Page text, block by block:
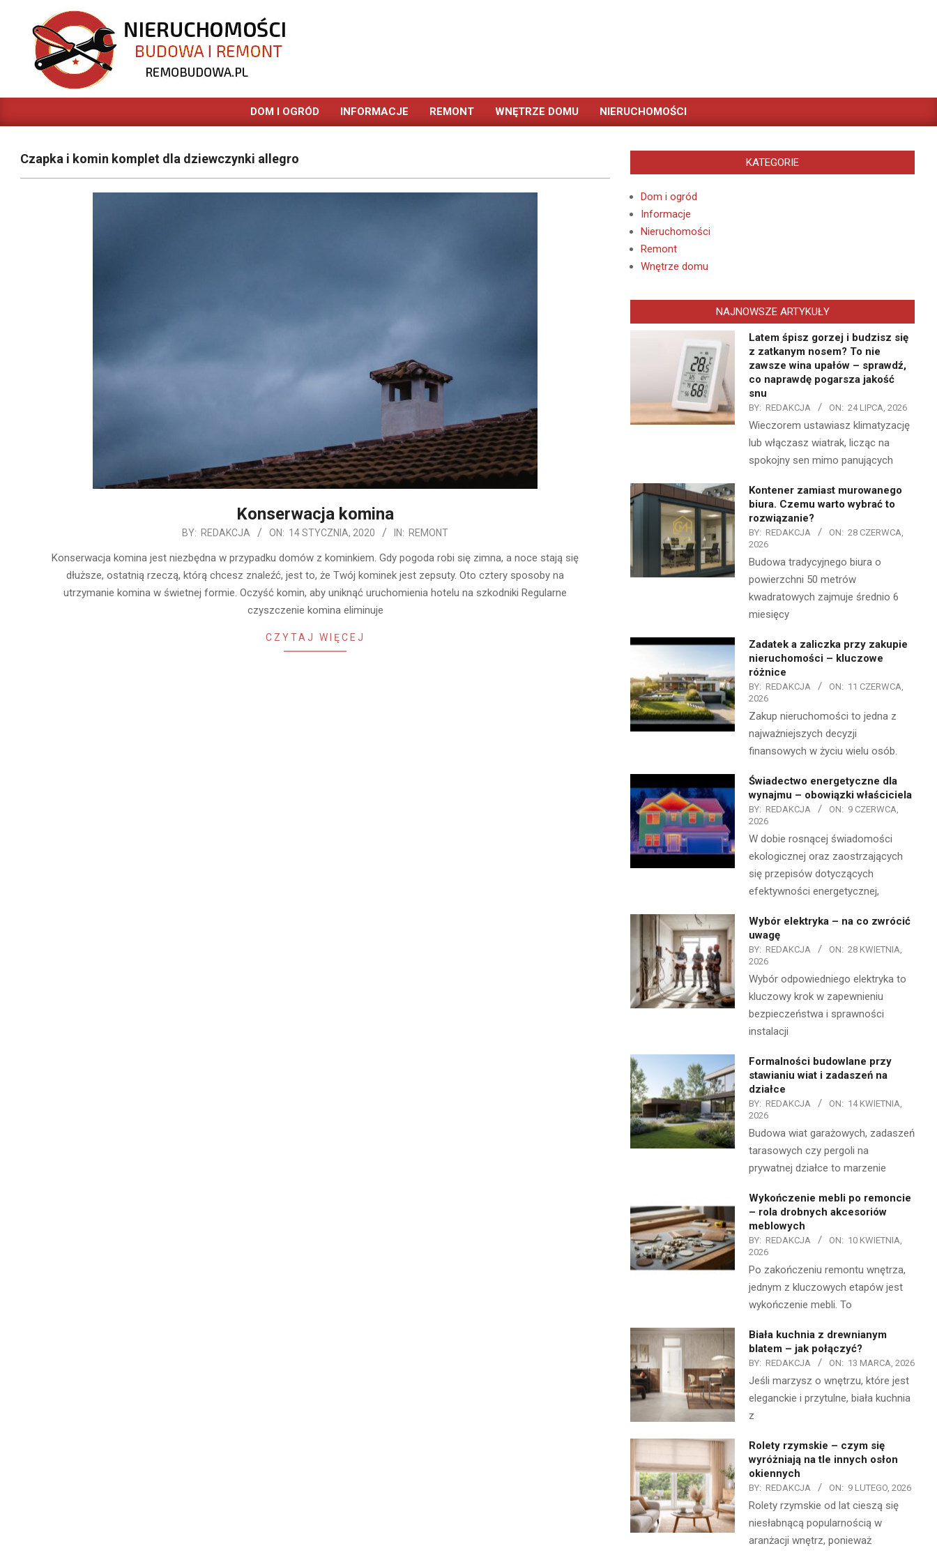
content
REMOBUDOWA.PL
Primary
DOM I OGRÓD INFORMACJE REMONT WNĘTRZE DOMU NIERUCHOMOŚCI
Czapka i komin komplet dla dziewczynki allegro
Konserwacja komina
BY: REDAKCJA ON: 14 STYCZNIA, 2020 IN: REMONT
Konserwacja komina jest niezbędna w przypadku domów z kominkiem. Gdy pogoda robi się zimna, a noce stają się
dłuższe, ostatnią rzeczą, którą chcesz znaleźć, jest to, że Twój kominek jest zepsuty. Oto cztery sposoby na
utrzymanie komina w świetnej formie. Oczyść komin, aby uniknąć uruchomienia hotelu na szkodniki Regularne
czyszczenie komina eliminuje
CZYTAJ WIĘCEJ
KATEGORIE
Dom i ogród
Informacje
Nieruchomości
Remont
Wnętrze domu
NAJNOWSZE ARTYKUŁY
Latem śpisz gorzej i budzisz się
z zatkanym nosem? To nie
zawsze wina upałów – sprawdź,
co naprawdę pogarsza jakość
snu
BY: REDAKCJA ON: 24 LIPCA, 2026
Wieczorem ustawiasz klimatyzację
lub włączasz wiatrak, licząc na
spokojny sen mimo panujących
Kontener zamiast murowanego
biura. Czemu warto wybrać to
rozwiązanie?
BY: REDAKCJA ON: 28 CZERWCA,
2026
Budowa tradycyjnego biura o
powierzchni 50 metrów
kwadratowych zajmuje średnio 6
miesięcy
Zadatek a zaliczka przy zakupie
nieruchomości – kluczowe
różnice
BY: REDAKCJA ON: 11 CZERWCA,
2026
Zakup nieruchomości to jedna z
najważniejszych decyzji
finansowych w życiu wielu osób.
Świadectwo energetyczne dla
wynajmu – obowiązki właściciela
BY: REDAKCJA ON: 9 CZERWCA,
2026
W dobie rosnącej świadomości
ekologicznej oraz zaostrzających
się przepisów dotyczących
efektywności energetycznej,
Wybór elektryka – na co zwrócić
uwagę
BY: REDAKCJA ON: 28 KWIETNIA,
2026
Wybór odpowiedniego elektryka to
kluczowy krok w zapewnieniu
bezpieczeństwa i sprawności
instalacji
Formalności budowlane przy
stawianiu wiat i zadaszeń na
działce
BY: REDAKCJA ON: 14 KWIETNIA,
2026
Budowa wiat garażowych, zadaszeń
tarasowych czy pergoli na
prywatnej działce to marzenie
Wykończenie mebli po remoncie
– rola drobnych akcesoriów
meblowych
BY: REDAKCJA ON: 10 KWIETNIA,
2026
Po zakończeniu remontu wnętrza,
jednym z kluczowych etapów jest
wykończenie mebli. To
Biała kuchnia z drewnianym
blatem – jak połączyć?
BY: REDAKCJA ON: 13 MARCA, 2026
Jeśli marzysz o wnętrzu, które jest
eleganckie i przytulne, biała kuchnia
z
Rolety rzymskie – czym się
wyróżniają na tle innych osłon
okiennych
BY: REDAKCJA ON: 9 LUTEGO, 2026
Rolety rzymskie od lat cieszą się
niesłabnącą popularnością w
aranżacji wnętrz, ponieważ